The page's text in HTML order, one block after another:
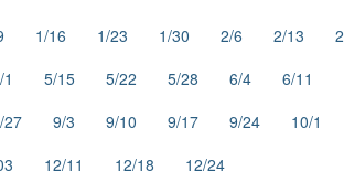
1/16 1/23 1/30 2/6 2/13
5/15 5/22 5/28 6/4 6/11
27 9/3 9/10 9/17 9/24 10/1
12/11 12/18 12/24